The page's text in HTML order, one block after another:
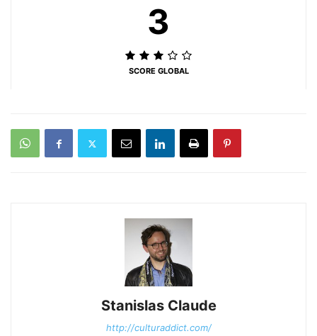
3
SCORE GLOBAL
Stanislas Claude
http://culturaddict.com/